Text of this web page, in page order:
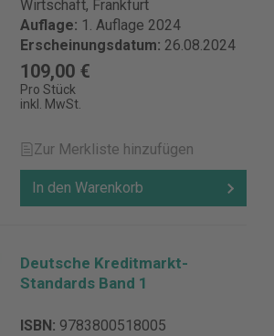
Wirtschaft, Frankfurt
Auflage: 1. Auflage 2024
Erscheinungsdatum: 26.08.2024
109,00 €
Pro Stück
inkl. MwSt.
Zur Merkliste hinzufügen
In den Warenkorb
Deutsche Kreditmarkt-
Standards Band 1
ISBN: 9783800518005